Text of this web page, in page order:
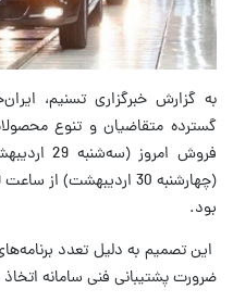
به گزارش خبرگزاری تسنیم،
گسترده متقاضیان و تنوع
بود.
این تصمیم به دلیل تعدد
ضرورت پشتیبانی فنی سامانه